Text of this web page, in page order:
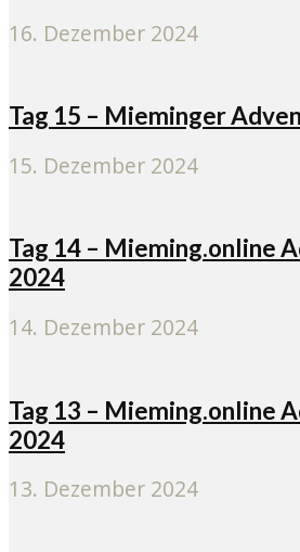
16. Dezember 2024
Tag 15 – Mieminger
15. Dezember 2024
Tag 14 – Mieming.online
2024
14. Dezember 2024
Tag 13 – Mieming.online
2024
13. Dezember 2024